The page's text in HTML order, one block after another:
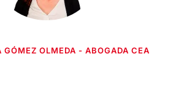
GÓMEZ OLMEDA - ABOGADA CEA